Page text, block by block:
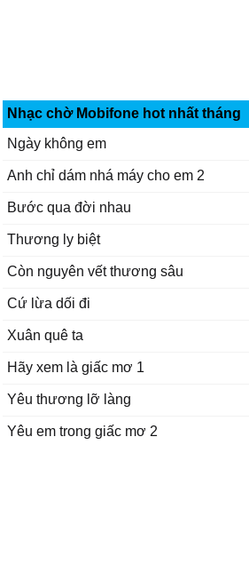
Nhạc chờ Mobifone hot nhất tháng
Ngày không em
Anh chỉ dám nhá máy cho em 2
Bước qua đời nhau
Thương ly biệt
Còn nguyên vết thương sâu
Cứ lừa dối đi
Xuân quê ta
Hãy xem là giấc mơ 1
Yêu thương lỡ làng
Yêu em trong giấc mơ 2